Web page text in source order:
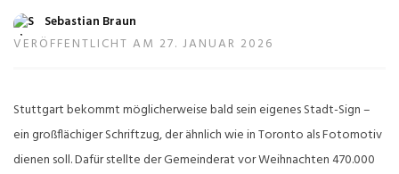
Sebastian Braun
VERÖFFENTLICHT AM 27. JANUAR 2026
Stuttgart bekommt möglicherweise bald sein eigenes Stadt-Sign –
ein großflächiger Schriftzug, der ähnlich wie in Toronto als Fotomotiv
dienen soll. Dafür stellte der Gemeinderat vor Weihnachten 470.000